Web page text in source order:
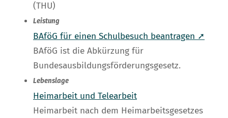
(THU)
Leistung
BAföG für einen Schulbesuch beantragen ➚
BAföG ist die Abkürzung für
Bundesausbildungsförderungsgesetz.
Lebenslage
Heimarbeit und Telearbeit
Heimarbeit nach dem Heimarbeitsgesetzes